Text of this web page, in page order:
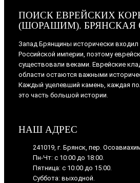
ПОИСК ЕВРЕЙСКИХ
(ШОРАШИМ). БРЯНСКАЯ
Запад Брянщины исторически входил
Российской империи, поэтому
существовали веками. Еврейские
области остаются важными
Каждый уцелевший камень, каждая
это часть большой истории.
НАШ АДРЕС
241019, г. Брянск, пер.
Пн-Чт: с 10:00 до 18:00.
Пятница: с 10:00 до 15:00.
Суббота: выходной.